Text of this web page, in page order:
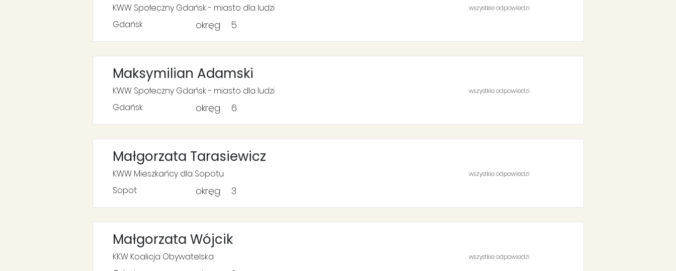
KWW Społeczny Gdańsk - miasto dla ludzi
Gdańsk
okręg 5
wszystkie odpowiedzi
Maksymilian Adamski
KWW Społeczny Gdańsk - miasto dla ludzi
Gdańsk
okręg 6
wszystkie odpowiedzi
Małgorzata Tarasiewicz
KWW Mieszkańcy dla Sopotu
Sopot
okręg 3
wszystkie odpowiedzi
Małgorzata Wójcik
KKW Koalicja Obywatelska
wszystkie odpowiedzi